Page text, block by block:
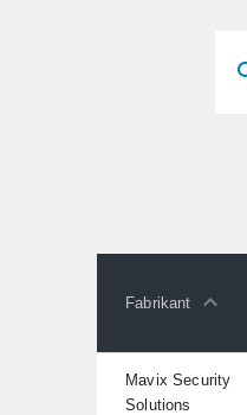
Fabrikant
Mavix Security
Solutions